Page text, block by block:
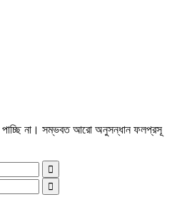
পাচ্ছি না। সম্ভবত আরো অনুসন্ধান ফলপ্রসূ